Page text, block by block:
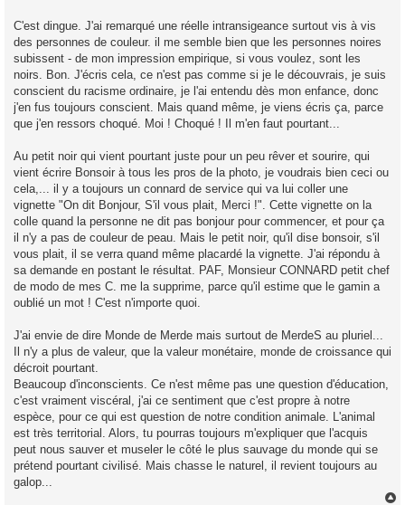
C'est dingue. J'ai remarqué une réelle intransigeance surtout vis à vis
des personnes de couleur. il me semble bien que les personnes noires
subissent - de mon impression empirique, si vous voulez, sont les
noirs. Bon. J'écris cela, ce n'est pas comme si je le découvrais, je suis
conscient du racisme ordinaire, je l'ai entendu dès mon enfance, donc
j'en fus toujours conscient. Mais quand même, je viens écris ça, parce
que j'en ressors choqué. Moi ! Choqué ! Il m'en faut pourtant...
Au petit noir qui vient pourtant juste pour un peu rêver et sourire, qui
vient écrire Bonsoir à tous les pros de la photo, je voudrais bien ceci ou
cela,... il y a toujours un connard de service qui va lui coller une
vignette "On dit Bonjour, S'il vous plait, Merci !". Cette vignette on la
colle quand la personne ne dit pas bonjour pour commencer, et pour ça
il n'y a pas de couleur de peau. Mais le petit noir, qu'il dise bonsoir, s'il
vous plait, il se verra quand même placardé la vignette. J'ai répondu à
sa demande en postant le résultat. PAF, Monsieur CONNARD petit chef
de modo de mes C. me la supprime, parce qu'il estime que le gamin a
oublié un mot ! C'est n'importe quoi.
J'ai envie de dire Monde de Merde mais surtout de MerdeS au pluriel...
Il n'y a plus de valeur, que la valeur monétaire, monde de croissance qui
décroit pourtant.
Beaucoup d'inconscients. Ce n'est même pas une question d'éducation,
c'est vraiment viscéral, j'ai ce sentiment que c'est propre à notre
espèce, pour ce qui est question de notre condition animale. L'animal
est très territorial. Alors, tu pourras toujours m'expliquer que l'acquis
peut nous sauver et museler le côté le plus sauvage du monde qui se
prétend pourtant civilisé. Mais chasse le naturel, il revient toujours au
galop...